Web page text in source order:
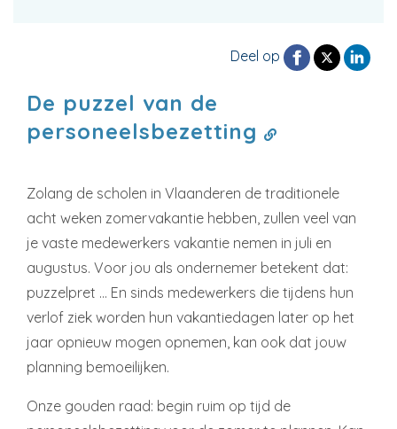
Deel op
De puzzel van de
personeelsbezetting
Zolang de scholen in Vlaanderen de traditionele
acht weken zomervakantie hebben, zullen veel van
je vaste medewerkers vakantie nemen in juli en
augustus. Voor jou als ondernemer betekent dat:
puzzelpret … En sinds medewerkers die tijdens hun
verlof ziek worden hun vakantiedagen later op het
jaar opnieuw mogen opnemen, kan ook dat jouw
planning bemoeilijken.
Onze gouden raad: begin ruim op tijd de